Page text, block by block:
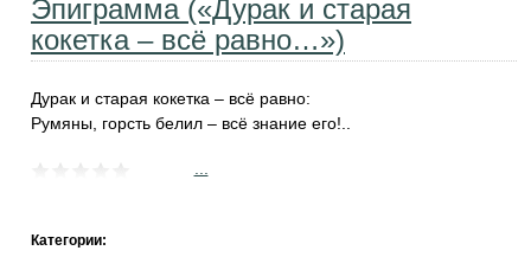
Эпиграмма («Дурак и старая
кокетка – всё равно…»)
Дурак и старая кокетка – всё равно:
Румяны, горсть белил – всё знание его!..
Категории: